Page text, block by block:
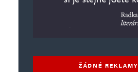
ŽÁDNÉ REKLAMY